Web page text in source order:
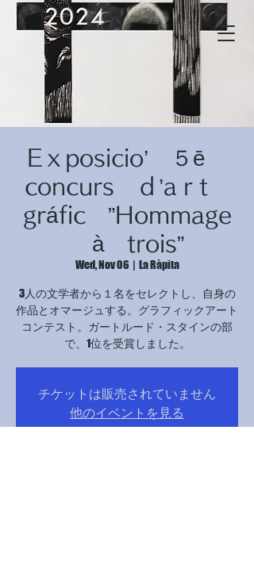
© Copyright
© Copyright
Eｘposicio’ ５ē
concurs ｄ’aｒt
gráfic ”Hommage
à trois”
Wed, Nov 06
  |
La Ràpita
3人の文学者から１名をセレクトし、自身の
作品とオマージュする。グラフィックアート
コンテスト。ガートルード・スタインの部
で、1位を受賞しました。
チケットは販売されていません
他のイベントを見る